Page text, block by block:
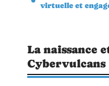
virtuelle et
La naissance
Cybervulcans